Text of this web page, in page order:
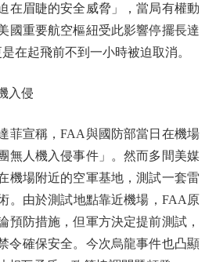
在眉睫的安全威脅」，當局有權動
國重要航空樞紐受此影響停擺長達
在起飛前不到一小時被迫取消。
入侵
宣稱，FAA與國防部當日在機場
無人機入侵事件」。然而多間美媒
機場附近的空軍基地，測試一套雷
。由於測試地點靠近機場，FAA原
預防措施，但軍方決定提前測試，
令確保安全。今次烏龍事件也凸顯